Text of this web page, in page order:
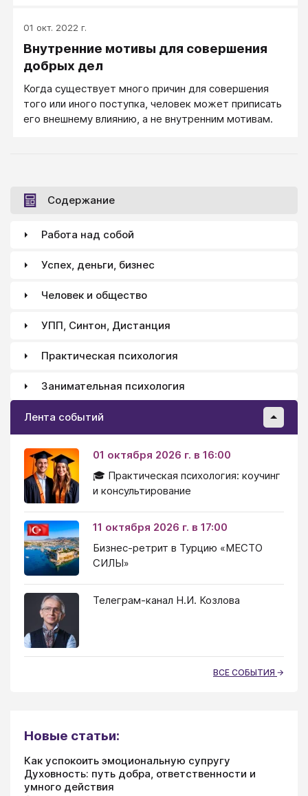
01 окт. 2022 г.
Внутренние мотивы для совершения
добрых дел
Когда существует много причин для совершения
того или иного поступка, человек может приписать
его внешнему влиянию, а не внутренним мотивам.
Содержание
Работа над собой
Успех, деньги, бизнес
Человек и общество
УПП, Синтон, Дистанция
Практическая психология
Занимательная психология
Лента событий
01 октября 2026 г. в 16:00
🎓 Практическая психология: коучинг
и консультирование
11 октября 2026 г. в 17:00
Бизнес-ретрит в Турцию «МЕСТО
СИЛЫ»
Телеграм-канал Н.И. Козлова
ВСЕ СОБЫТИЯ
Новые статьи:
Как успокоить эмоциональную супругу
Духовность: путь добра, ответственности и
умного действия